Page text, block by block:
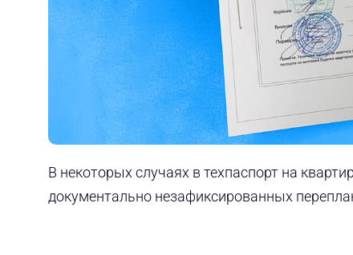
В некоторых случаях в техпаспорт на
документально незафиксированных